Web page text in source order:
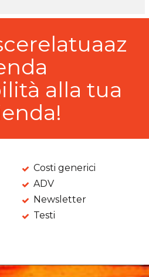
alla tua
Costi generici
ADV
Newsletter
Testi